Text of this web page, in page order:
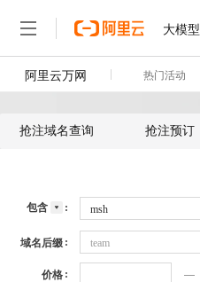
抢注域名查询 抢注预订
包含
域名后缀 team
价格